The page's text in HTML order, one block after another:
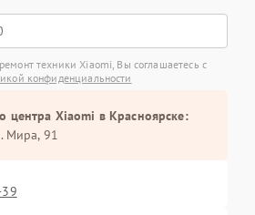
техники Xiaomi, Вы соглашаетесь с
конфиденциальности
центра Xiaomi в Красноярске:
Мира, 91